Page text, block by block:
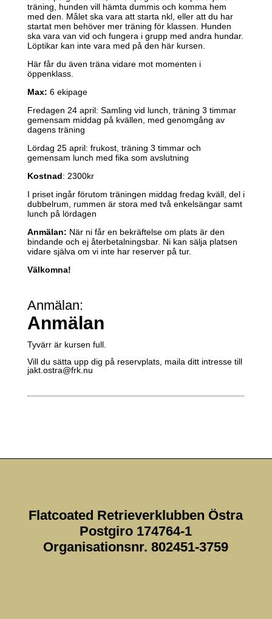
träning, hunden vill hämta dummis och komma hem
med den. Målet ska vara att starta nkl, eller att du har
startat men behöver mer träning för klassen. Hunden
ska vara van vid och fungera i grupp med andra hundar.
Löptikar kan inte vara med på den här kursen.
Här får du även träna vidare mot momenten i
öppenklass.
Max: 6 ekipage
Fredagen 24 april: Samling vid lunch, träning 3 timmar
gemensam middag på kvällen, med genomgång av
dagens träning
Lördag 25 april: frukost, träning 3 timmar och
gemensam lunch med fika som avslutning
Kostnad: 2300kr
I priset ingår förutom träningen middag fredag kväll, del i
dubbelrum, rummen är stora med två enkelsängar samt
lunch på lördagen
Anmälan: När ni får en bekräftelse om plats är den
bindande och ej återbetalningsbar. Ni kan sälja platsen
vidare själva om vi inte har reserver på tur.
Välkomna!
Anmälan:
Anmälan
Tyvärr är kursen full.
Vill du sätta upp dig på reservplats, maila ditt intresse till
jakt.ostra@frk.nu
Flatcoated Retrieverklubben Östra
Postgiro 174764-1
Organisationsnr. 802451-3759